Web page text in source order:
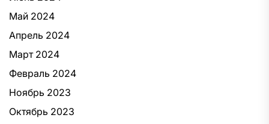
Май 2024
Апрель 2024
Март 2024
Февраль 2024
Ноябрь 2023
Октябрь 2023